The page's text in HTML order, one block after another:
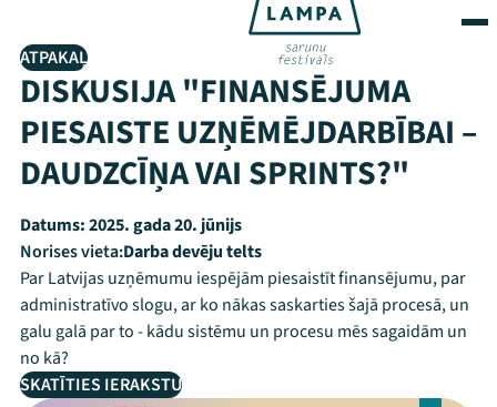
ATPAKAĻ
DISKUSIJA "FINANSĒJUMA
PIESAISTE UZŅĒMĒJDARBĪBAI –
DAUDZCĪŅA VAI SPRINTS?"
Datums:2025. gada 20. jūnijs
Norises vieta:Darba devēju telts
Par Latvijas uzņēmumu iespējām piesaistīt finansējumu, par
administratīvo slogu, ar ko nākas saskarties šajā procesā, un
galu galā par to - kādu sistēmu un procesu mēs sagaidām un
no kā?
SKATĪTIES IERAKSTU